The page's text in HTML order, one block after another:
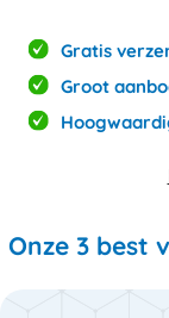
Gratis
Groot
Onze 3 best